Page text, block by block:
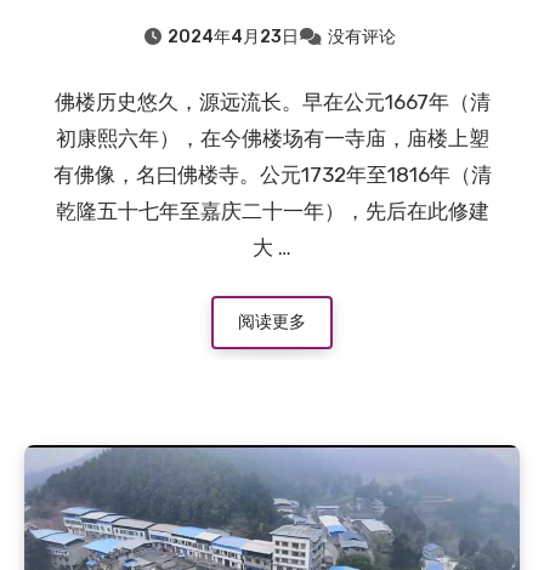
2024年4月23日 没有评论
佛楼历史悠久，源远流长。早在公元1667年（清
初康熙六年），在今佛楼场有一寺庙，庙楼上塑
有佛像，名曰佛楼寺。公元1732年至1816年（清
乾隆五十七年至嘉庆二十一年），先后在此修建
大 …
阅读更多